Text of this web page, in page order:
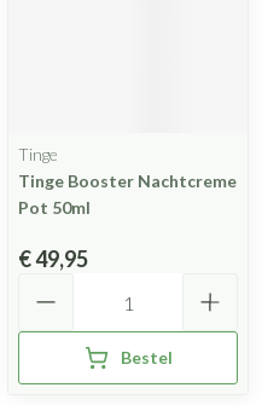
Tinge
Tinge Booster Nachtcreme
Pot 50ml
€ 49,95
Bestel